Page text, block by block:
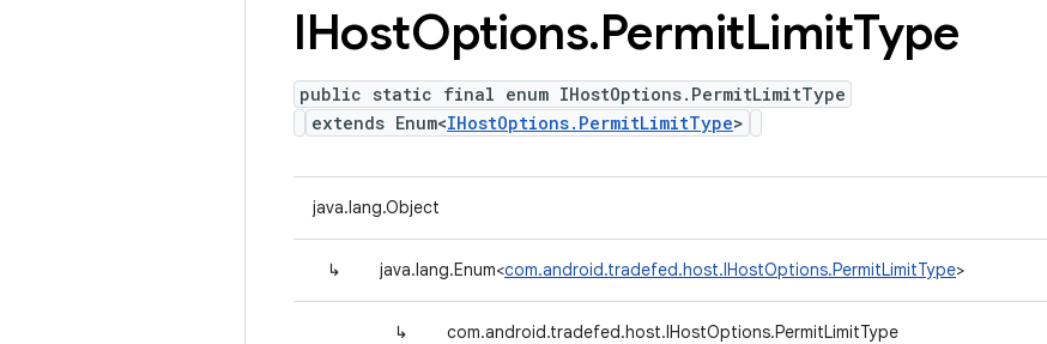
IHostOptions.PermitLimitType
public static final enum IHostOptions.PermitLimitType
extends Enum<IHostOptions.PermitLimitType>
java.lang.Object
↳ java.lang.Enum<com.android.tradefed.host.IHostOptions.PermitLimitType>
↳ com.android.tradefed.host.IHostOptions.PermitLimitType